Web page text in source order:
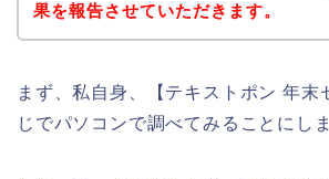
果を報告させていただきます。
まず、私自身、【テキストポン 年末
じでパソコンで調べてみることにし